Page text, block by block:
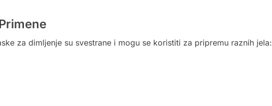
za dimljenje su svestrane i mogu se koristiti za pripremu raznih jela: